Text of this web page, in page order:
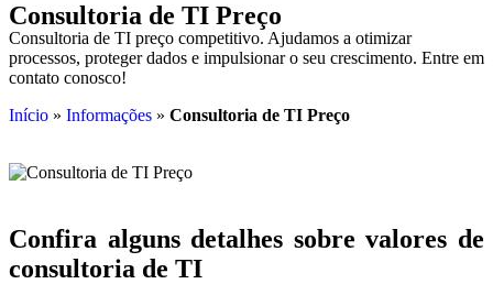
Consultoria de TI Preço
Consultoria de TI preço competitivo. Ajudamos a otimizar
processos, proteger dados e impulsionar o seu crescimento. Entre em
contato conosco!
Início » Informações » Consultoria de TI Preço
Confira alguns detalhes sobre valores de
consultoria de TI